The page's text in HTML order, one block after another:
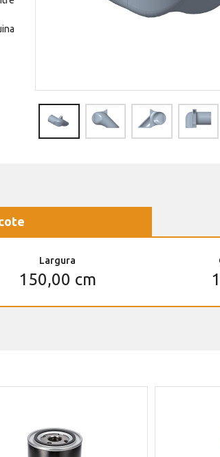
Largura
150,00 cm